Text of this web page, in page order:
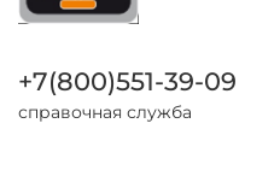
+7(800)551-39-09
справочная служба